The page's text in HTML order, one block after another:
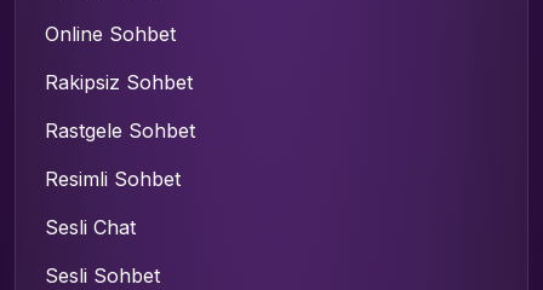
Online Sohbet
Rakipsiz Sohbet
Rastgele Sohbet
Resimli Sohbet
Sesli Chat
Sesli Sohbet